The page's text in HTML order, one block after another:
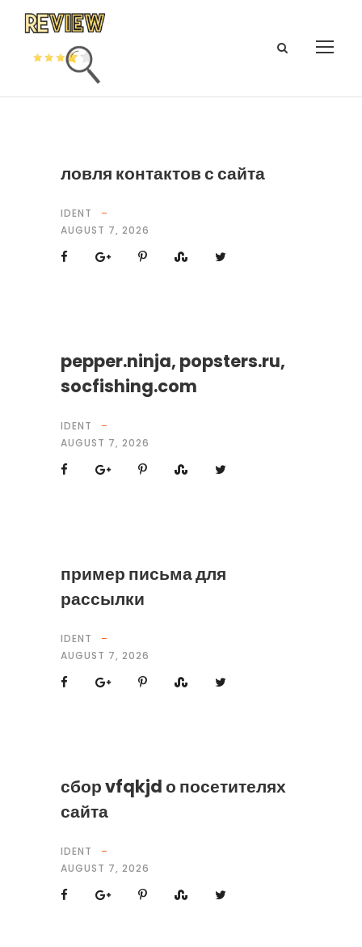
ловля контактов с сайта
IDENT
AUGUST 7, 2026
pepper.ninja, popsters.ru,
socfishing.com
IDENT
AUGUST 7, 2026
пример письма для
рассылки
IDENT
AUGUST 7, 2026
сбор vfqkjd о посетителях
сайта
IDENT
AUGUST 7, 2026